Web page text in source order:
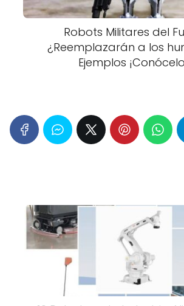
Robots Militares del
¿Reemplazarán a los
Ejemplos